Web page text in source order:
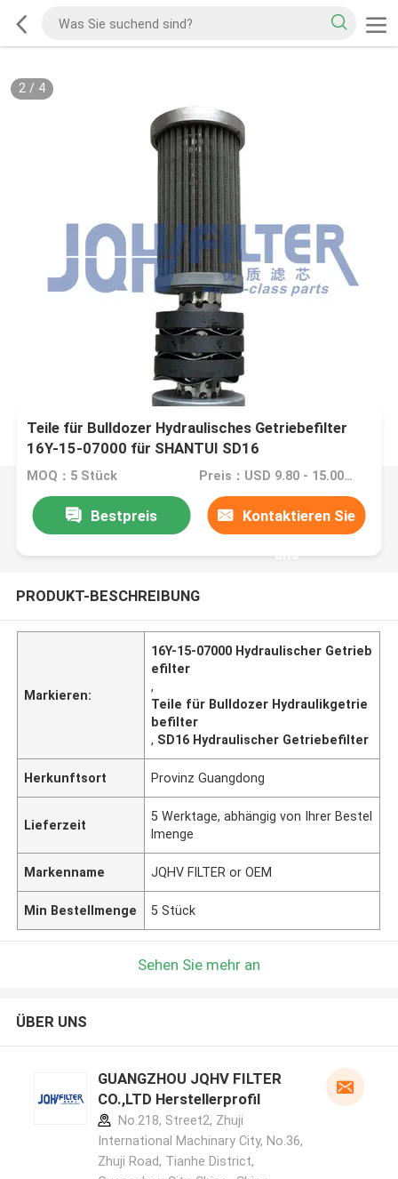
2/ 4
Teile für Bulldozer Hydraulisches Getriebefilter
16Y-15-07000 für SHANTUI SD16
MOQ：5 Stück Preis：USD 9.80 - 15.00 one piece
Bestpreis Kontaktieren Sie
uns
PRODUKT-BESCHREIBUNG
Markieren:
16Y-15-07000 Hydraulischer Getrieb
efilter
,
Teile für Bulldozer Hydraulikgetrie
befilter
, SD16 Hydraulischer Getriebefilter
Herkunftsort Provinz Guangdong
Lieferzeit
5 Werktage, abhängig von Ihrer Bestel
lmenge
Markenname JQHV FILTER or OEM
Min Bestellmenge 5 Stück
Sehen Sie mehr an
ÜBER UNS
GUANGZHOU JQHV FILTER
CO.,LTD Herstellerprofil
No.218, Street2, Zhuji
International Machinary City, No.36,
Zhuji Road, Tianhe District,